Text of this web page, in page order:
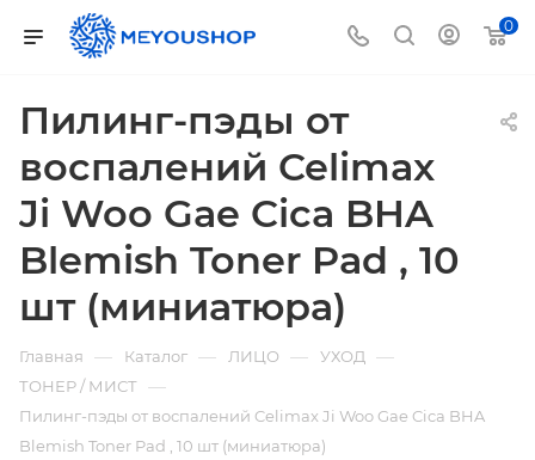
0
Пилинг-пэды от
воспалений Celimax
Ji Woo Gae Cica BHA
Blemish Toner Pad , 10
шт (миниатюра)
Главная — Каталог — ЛИЦО — УХОД —
ТОНЕР / МИСТ —
Пилинг-пэды от воспалений Celimax Ji Woo Gae Cica BHA
Blemish Toner Pad , 10 шт (миниатюра)